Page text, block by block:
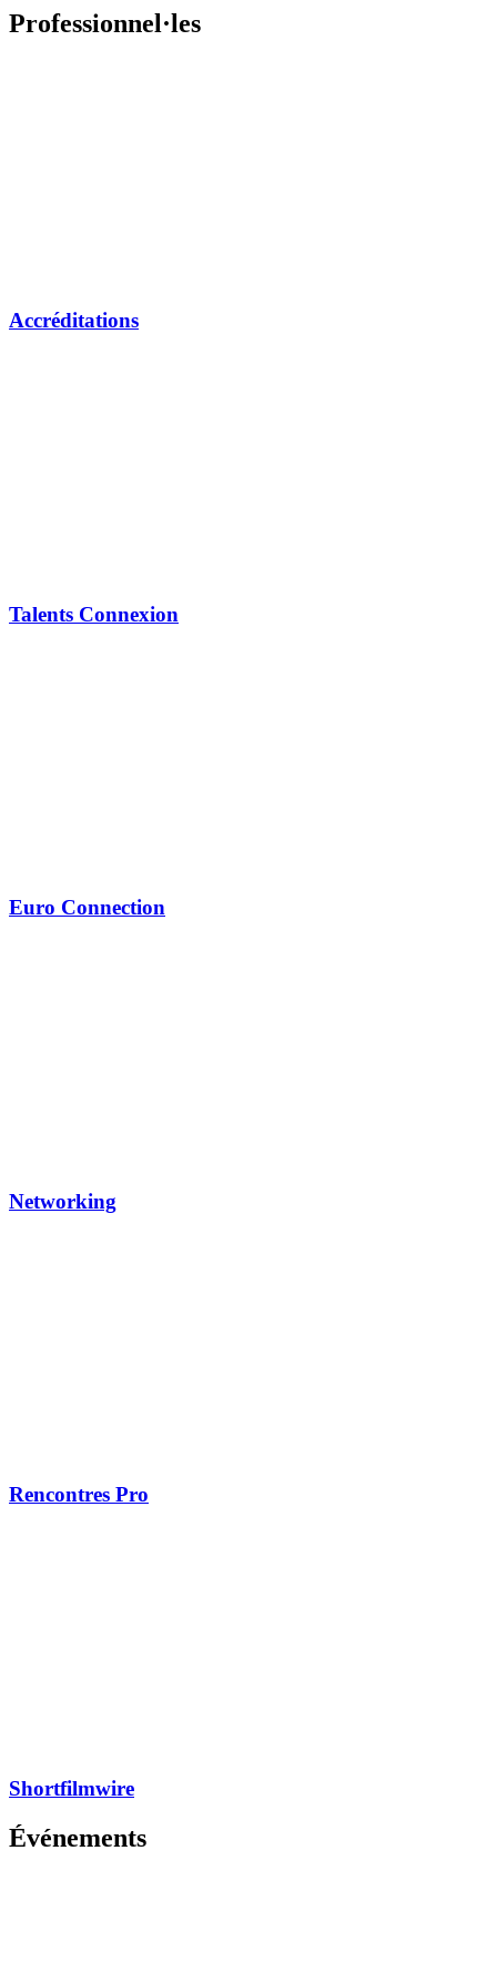
Professionnel·les
Accréditations
Talents Connexion
Euro Connection
Networking
Rencontres Pro
Shortfilmwire
Événements